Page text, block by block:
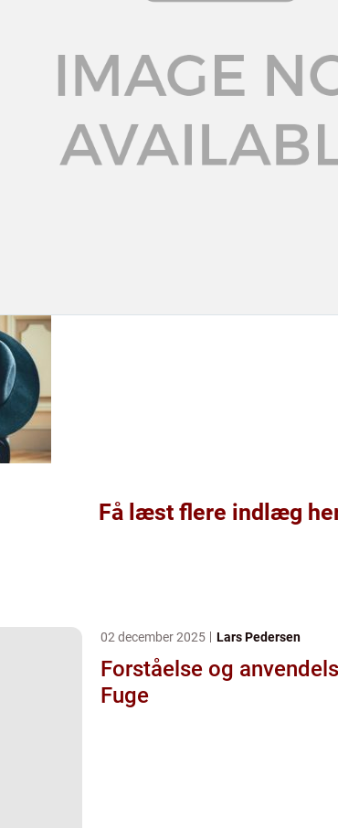
Få læst flere indlæg
02 december 2025 Lars Pedersen
Forståelse og
Fuge